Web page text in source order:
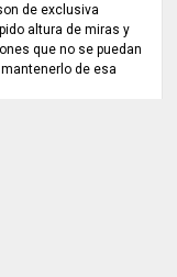
de exclusiva
altura de miras y
que no se puedan
de esa